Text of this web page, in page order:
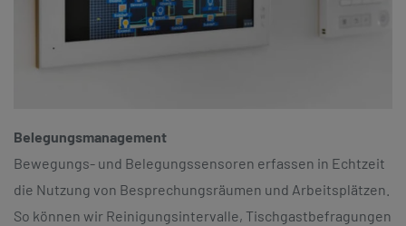
Belegungsmanagement
Bewegungs- und Belegungssensoren erfassen in Echtzeit
die Nutzung von Besprechungsräumen und Arbeitsplätzen.
So können wir Reinigungsintervalle, Tischgastbefragungen